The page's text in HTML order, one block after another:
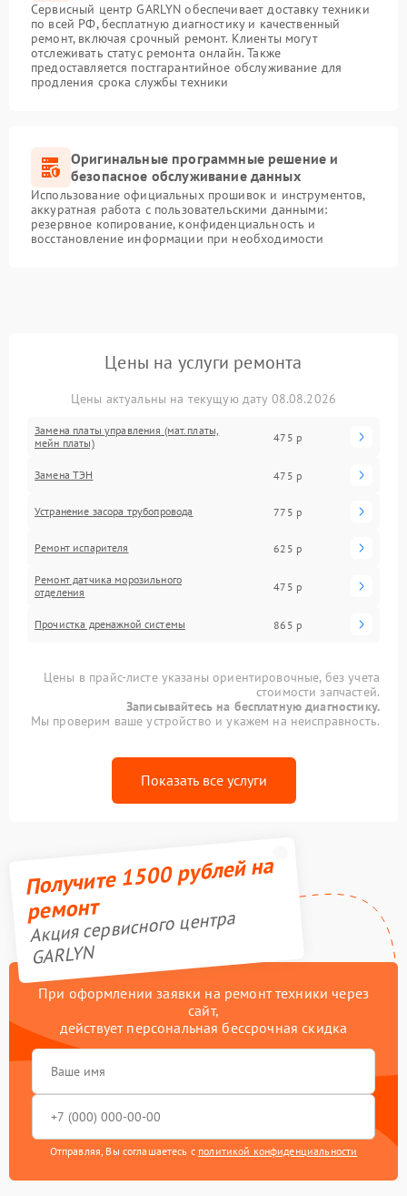
Сервисный центр GARLYN обеспечивает доставку техники
по всей РФ, бесплатную диагностику и качественный
ремонт, включая срочный ремонт. Клиенты могут
отслеживать статус ремонта онлайн. Также
предоставляется постгарантийное обслуживание для
продления срока службы техники
Оригинальные программные решение и
безопасное обслуживание данных
Использование официальных прошивок и инструментов,
аккуратная работа с пользовательскими данными:
резервное копирование, конфиденциальность и
восстановление информации при необходимости
Цены на услуги ремонта
Цены актуальны на текущую дату 08.08.2026
Замена платы управления (мат.платы,
мейн платы)
475 р
Замена ТЭН 475 р
Устранение засора трубопровода 775 р
Ремонт испарителя 625 р
Ремонт датчика морозильного
отделения
475 р
Прочистка дренажной системы 865 р
Цены в прайс-листе указаны ориентировочные, без учета
стоимости запчастей.
Записывайтесь на бесплатную диагностику.
Мы проверим ваше устройство и укажем на неисправность.
Показать все услуги
Получите 1500 рублей на
ремонт
Акция сервисного центра
GARLYN
При оформлении заявки на ремонт техники через
сайт,
действует персональная бессрочная скидка
Отправляя, Вы соглашаетесь с политикой конфиденциальности